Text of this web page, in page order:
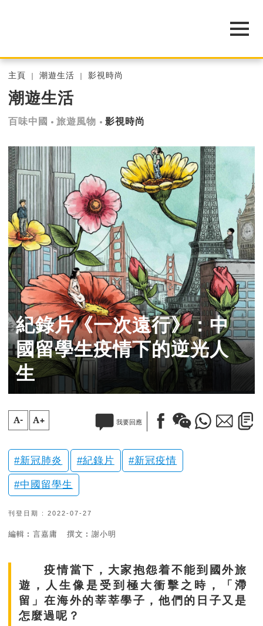
主頁 潮遊生活 影視時尚
潮遊生活
百味中國 旅遊風物 影視時尚
紀錄片《一次遠行》：中
國留學生疫情下的逆光人
生
A- A+ 我要回應
新冠肺炎 紀錄片 新冠疫情
中國留學生
刊登日期 : 2022-07-27
編輯︰言嘉庸 撰文︰謝小明
疫情當下，大家抱怨着不能到國外旅
遊，人生像是受到極大衝擊之時，「滯
留」在海外的莘莘學子，他們的日子又是
怎麼過呢？